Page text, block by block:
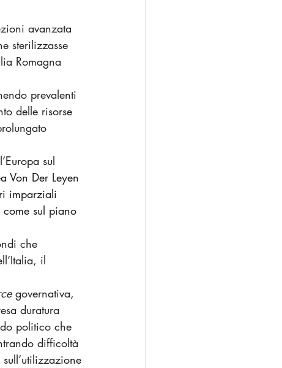
avanzata
sterilizzasse
Romagna
prevalenti
delle risorse
sul
Von Der Leyen
imparziali
sul piano
che
il
governativa,
duratura
politico che
difficoltà